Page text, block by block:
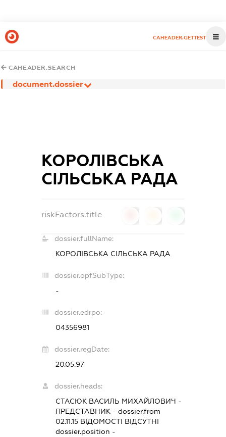
CAHEADER.GETTEST
CAHEADER.SEARCH
document.dossier
КОРОЛІВСЬКА
СІЛЬСЬКА РАДА
riskFactors.title
dossier.fullName:
КОРОЛІВСЬКА СІЛЬСЬКА РАДА
dossier.opfSubType:
-
dossier.edrpo:
04356981
dossier.regDate:
20.05.97
dossier.heads:
СТАСЮК ВАСИЛЬ МИХАЙЛОВИЧ -
ПРЕДСТАВНИК - dossier.from
02.11.15 ВІДОМОСТІ ВІДСУТНІ
dossier.position -